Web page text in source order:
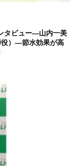
タビュー―山内一美
役）―節水効果が高